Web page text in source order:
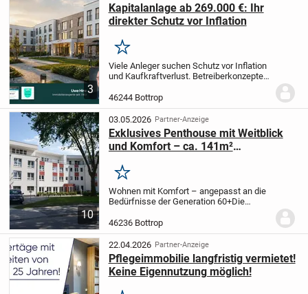
3
Kapitalanlage ab 269.000 €: Ihr
direkter Schutz vor Inflation
Merken
Viele Anleger suchen Schutz vor Inflation
und Kaufkraftverlust. Betreiberkonzepte
Sachwerte zu investieren und so das
Vermögen zu sichern. Entdecken Sie
jetzt...
46244 Bottrop
10
03.05.2026 Partner-Anzeige
Exklusives Penthouse mit Weitblick
und Komfort – ca. 141m²
Merken
Wohnen mit Komfort – angepasst an die
Bedürfnisse der Generation 60+Die
und zunehmend aktiven Teil unserer
Gesellschaft dar. Zahlreiche
Lebensbereiche – von...
46236 Bottrop
22.04.2026 Partner-Anzeige
Pflegeimmobilie langfristig vermietet!
Keine Eigennutzung möglich!